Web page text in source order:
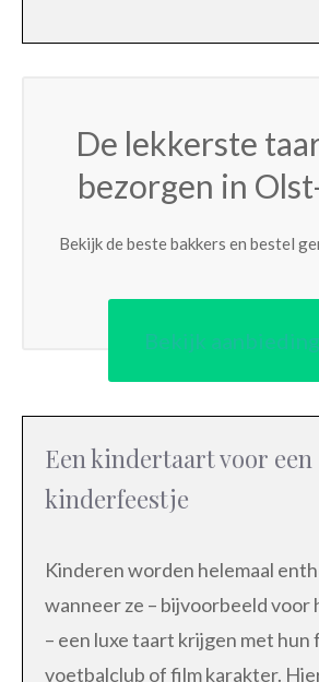
De lekkerste
bezorgen in
Bekijk de beste bakkers en bestel
Bekijk
Een kindertaart voor een
kinderfeestje
Kinderen worden helemaal
wanneer ze – bijvoorbeeld voor
– een luxe taart krijgen met hun
voetbalclub of film karakter.